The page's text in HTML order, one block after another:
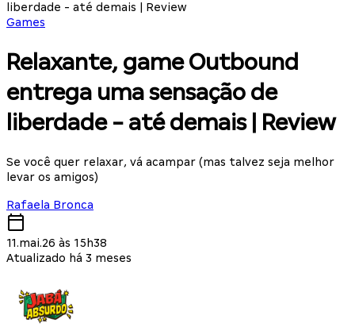
liberdade - até demais | Review
Games
Relaxante, game Outbound
entrega uma sensação de
liberdade - até demais | Review
Se você quer relaxar, vá acampar (mas talvez seja melhor
levar os amigos)
Rafaela Bronca
11.mai.26 às 15h38
Atualizado há 3 meses